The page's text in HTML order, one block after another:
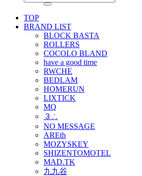
TOP
BRAND LIST
BLOCK BASTA
ROLLERS
COCOLO BLAND
have a good time
RWCHE
BEDLAM
HOMERUN
LIXTICK
MQ
３∴
NO MESSAGE
AREth
MOZYSKEY
SHIZENTOMOTEL
MAD.TK
九九谷